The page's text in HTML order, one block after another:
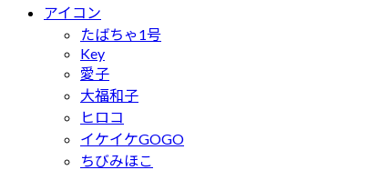
アイコン
たばちゃ1号
Key
愛子
大福和子
ヒロコ
イケイケGOGO
ちびみほこ